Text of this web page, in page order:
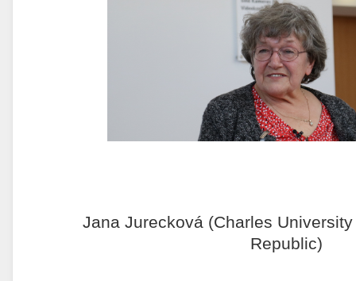
Jana Jurecková (Charles
Republic)